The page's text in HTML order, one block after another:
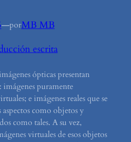
—porMB MB
escrita
ópticas presentan
imágenes puramente
e imágenes reales que se
como objetos y
como tales. A su vez,
virtuales de esos objetos